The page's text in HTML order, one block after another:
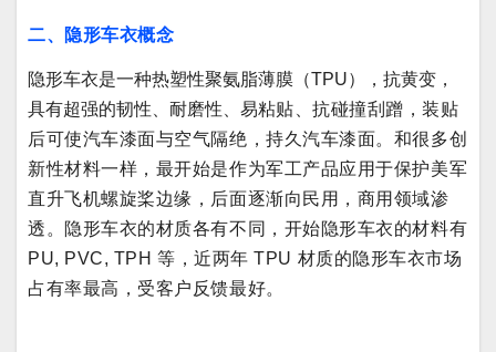
二、隐形车衣概念
隐形车衣是一种热塑性聚氨脂薄膜（TPU），抗黄变，
具有超强的韧性、耐磨性、易粘贴、抗碰撞刮蹭，装贴
后可使汽车漆面与空气隔绝，持久汽车漆面。和很多创
新性材料一样，最开始是作为军工产品应用于保护美军
直升飞机螺旋桨边缘，后面逐渐向民用，商用领域渗
透。隐形车衣的材质各有不同，开始隐形车衣的材料有
PU, PVC, TPH 等，近两年 TPU 材质的隐形车衣市场
占有率最高，受客户反馈最好。